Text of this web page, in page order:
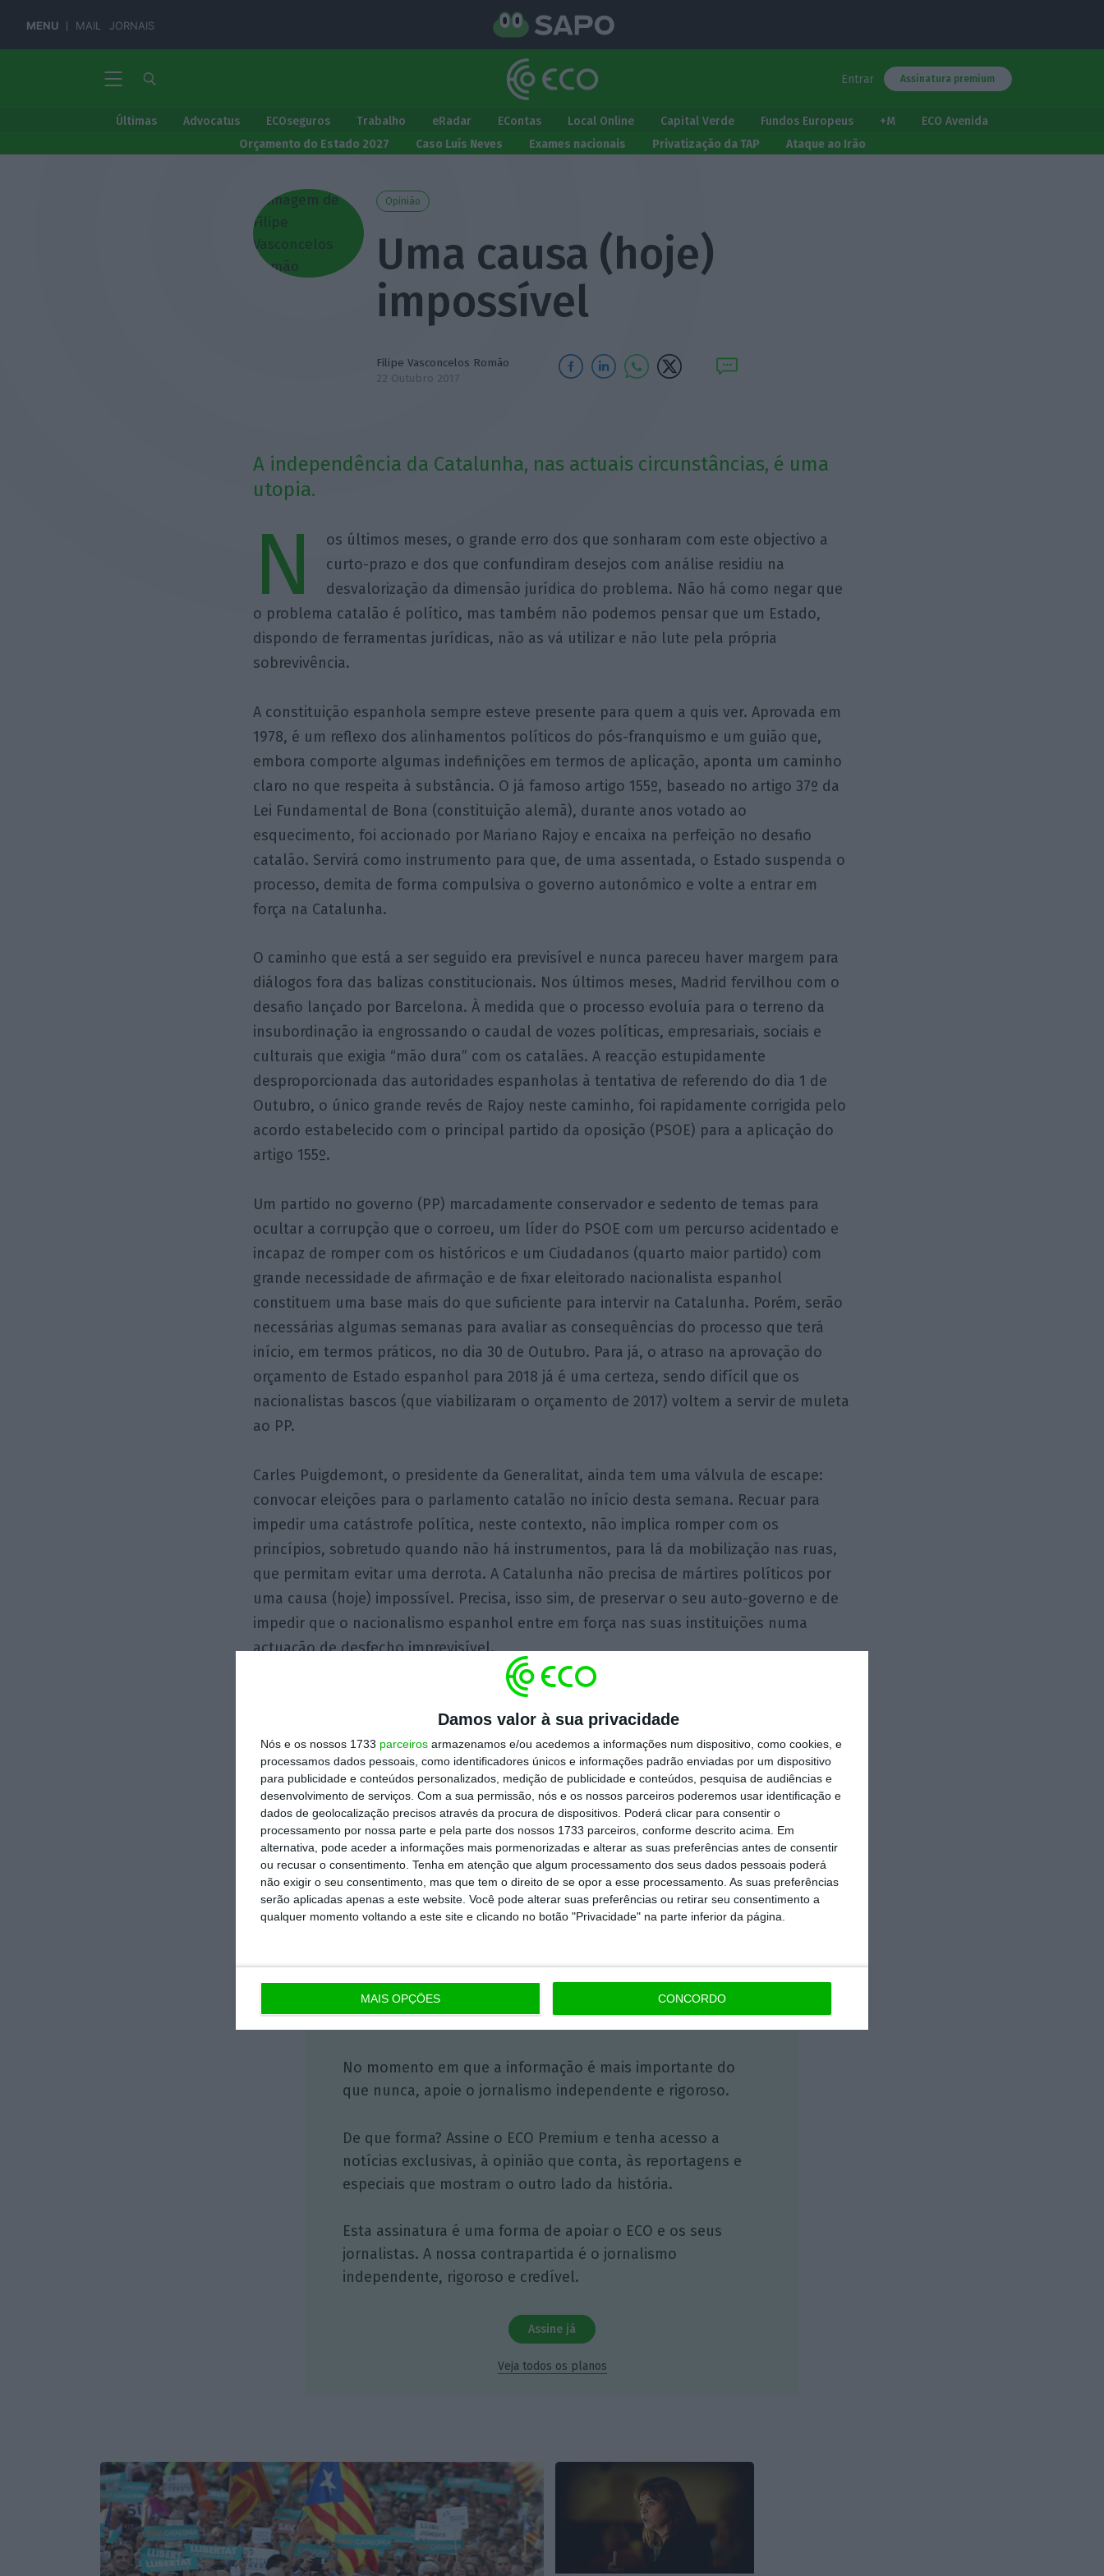
Damos valor à sua privacidade
Nós e os nossos 1733 parceiros armazenamos e/ou acedemos a informações num dispositivo, como cookies, e
processamos dados pessoais, como identificadores únicos e informações padrão enviadas por um dispositivo
para publicidade e conteúdos personalizados, medição de publicidade e conteúdos, pesquisa de audiências e
desenvolvimento de serviços. Com a sua permissão, nós e os nossos parceiros poderemos usar identificação e
dados de geolocalização precisos através da procura de dispositivos. Poderá clicar para consentir o
processamento por nossa parte e pela parte dos nossos 1733 parceiros, conforme descrito acima. Em
alternativa, pode aceder a informações mais pormenorizadas e alterar as suas preferências antes de consentir
ou recusar o consentimento. Tenha em atenção que algum processamento dos seus dados pessoais poderá
não exigir o seu consentimento, mas que tem o direito de se opor a esse processamento. As suas preferências
serão aplicadas apenas a este website. Você pode alterar suas preferências ou retirar seu consentimento a
qualquer momento voltando a este site e clicando no botão "Privacidade" na parte inferior da página.
MAIS OPÇÕES CONCORDO
MENU MAIL JORNAIS
Entrar Assinatura premium
Últimas Advocatus ECOseguros Trabalho eRadar EContas Local Online Capital Verde Fundos Europeus +M
ECO Avenida
Orçamento do Estado 2027
Caso Luís Neves Exames nacionais Privatização da TAP Ataque ao Irão
Opinião
Uma causa (hoje)
impossível
Filipe Vasconcelos Romão
22 Outubro 2017
A independência da Catalunha, nas actuais circunstâncias, é uma
utopia.
N
os últimos meses, o grande erro dos que sonharam com este objectivo a
curto-prazo e dos que confundiram desejos com análise residiu na
desvalorização da dimensão jurídica do problema. Não há como negar que
o problema catalão é político, mas também não podemos pensar que um Estado,
dispondo de ferramentas jurídicas, não as vá utilizar e não lute pela própria
sobrevivência.
A constituição espanhola sempre esteve presente para quem a quis ver. Aprovada em
1978, é um reflexo dos alinhamentos políticos do pós-franquismo e um guião que,
embora comporte algumas indefinições em termos de aplicação, aponta um caminho
claro no que respeita à substância. O já famoso artigo 155º, baseado no artigo 37º da
Lei Fundamental de Bona (constituição alemã), durante anos votado ao
esquecimento, foi accionado por Mariano Rajoy e encaixa na perfeição no desafio
catalão. Servirá como instrumento para que, de uma assentada, o Estado suspenda o
processo, demita de forma compulsiva o governo autonómico e volte a entrar em
força na Catalunha.
O caminho que está a ser seguido era previsível e nunca pareceu haver margem para
diálogos fora das balizas constitucionais. Nos últimos meses, Madrid fervilhou com o
desafio lançado por Barcelona. À medida que o processo evoluía para o terreno da
insubordinação ia engrossando o caudal de vozes políticas, empresariais, sociais e
culturais que exigia “mão dura” com os catalães. A reacção estupidamente
desproporcionada das autoridades espanholas à tentativa de referendo do dia 1 de
Outubro, o único grande revés de Rajoy neste caminho, foi rapidamente corrigida pelo
acordo estabelecido com o principal partido da oposição (PSOE) para a aplicação do
artigo 155º.
Um partido no governo (PP) marcadamente conservador e sedento de temas para
ocultar a corrupção que o corroeu, um líder do PSOE com um percurso acidentado e
incapaz de romper com os históricos e um Ciudadanos (quarto maior partido) com
grande necessidade de afirmação e de fixar eleitorado nacionalista espanhol
constituem uma base mais do que suficiente para intervir na Catalunha. Porém, serão
necessárias algumas semanas para avaliar as consequências do processo que terá
início, em termos práticos, no dia 30 de Outubro. Para já, o atraso na aprovação do
orçamento de Estado espanhol para 2018 já é uma certeza, sendo difícil que os
nacionalistas bascos (que viabilizaram o orçamento de 2017) voltem a servir de muleta
ao PP.
Carles Puigdemont, o presidente da Generalitat, ainda tem uma válvula de escape:
convocar eleições para o parlamento catalão no início desta semana. Recuar para
impedir uma catástrofe política, neste contexto, não implica romper com os
princípios, sobretudo quando não há instrumentos, para lá da mobilização nas ruas,
que permitam evitar uma derrota. A Catalunha não precisa de mártires políticos por
uma causa (hoje) impossível. Precisa, isso sim, de preservar o seu auto-governo e de
impedir que o nacionalismo espanhol entre em força nas suas instituições numa
actuação de desfecho imprevisível.
O autor escreve segundo o antigo acordo ortográfico.
Filipe Vasconcelos
Romão
Presidente da Câmara de
Comércio Portugal –
Atlântico Sul e professor
universitário
Assine o ECO Premium
No momento em que a informação é mais importante do
que nunca, apoie o jornalismo independente e rigoroso.
De que forma? Assine o ECO Premium e tenha acesso a
notícias exclusivas, à opinião que conta, às reportagens e
especiais que mostram o outro lado da história.
Esta assinatura é uma forma de apoiar o ECO e os seus
jornalistas. A nossa contrapartida é o jornalismo
independente, rigoroso e credível.
Assine já
Veja todos os planos